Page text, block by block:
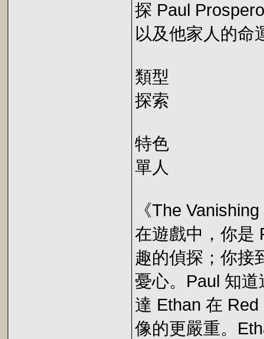
探 Paul
以及他家人的命
類型
探索
特色
單人
《The
在遊戲中，你是
趣的偵探；你接
憂心。Paul 知
達 Ethan 在
像的更嚴重。